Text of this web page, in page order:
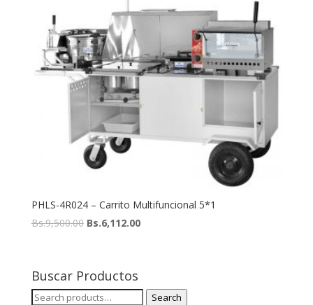
PHLS-4R024 – Carrito Multifuncional 5*1
Bs.9,500.00 Bs.6,112.00
Buscar Productos
Search
Search